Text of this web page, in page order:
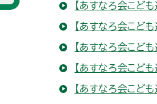
【あすなろ会こど
【あすなろ会こど
【あすなろ会こど
【あすなろ会こど
【あすなろ会こど